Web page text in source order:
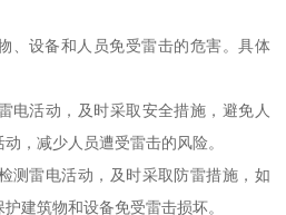
、设备和人员免受雷击的危害。具体
电活动，及时采取安全措施，避免人
，减少人员遭受雷击的风险。
测雷电活动，及时采取防雷措施，如
建筑物和设备免受雷击损坏。